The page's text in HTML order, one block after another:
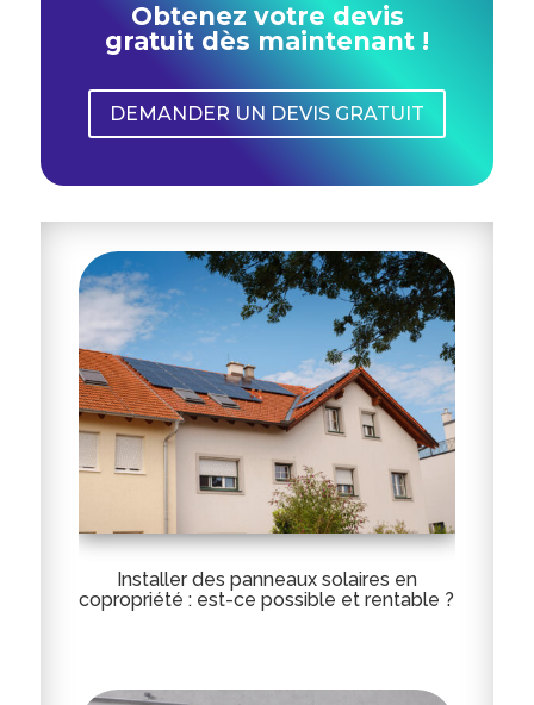
Obtenez votre devis
gratuit dès maintenant !
DEMANDER UN DEVIS GRATUIT
Installer des panneaux solaires en
copropriété : est-ce possible et rentable ?